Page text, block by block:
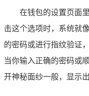
在钱包的设置页面
击这个选项时，系统就
的密码或进行指纹验证
当你输入正确的密码或
开神秘面纱一般，显示